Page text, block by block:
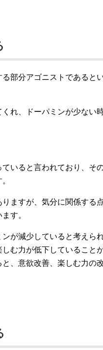
部分アゴニストであると
れ、ドーパミンが少ない
いると言われており、そ
ますが、気分に関係する
す。
が減少していると考えら
む力が低下していること
、意欲改善、楽しむ力の